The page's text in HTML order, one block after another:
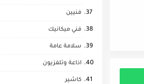
فنيين
فني ميكانيك
سلامة عامة
اذاعة وتلفزيون
كاشير